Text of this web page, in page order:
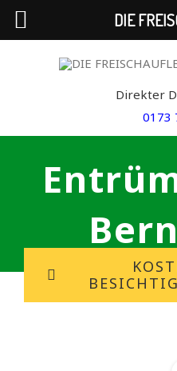
Direkter
0173
DIE